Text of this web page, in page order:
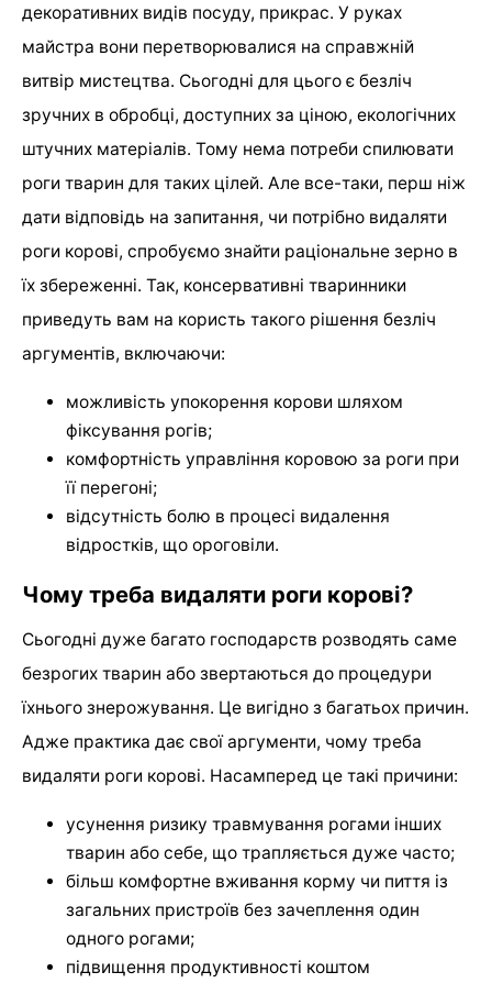
декоративних видів посуду, прикрас. У руках
майстра вони перетворювалися на справжній
витвір мистецтва. Сьогодні для цього є безліч
зручних в обробці, доступних за ціною, екологічних
штучних матеріалів. Тому нема потреби спилювати
роги тварин для таких цілей. Але все-таки, перш ніж
дати відповідь на запитання, чи потрібно видаляти
роги корові, спробуємо знайти раціональне зерно в
їх збереженні. Так, консервативні тваринники
приведуть вам на користь такого рішення безліч
аргументів, включаючи:
можливість упокорення корови шляхом
фіксування рогів;
комфортність управління коровою за роги при
її перегоні;
відсутність болю в процесі видалення
відростків, що ороговіли.
Чому треба видаляти роги корові?
Сьогодні дуже багато господарств розводять саме
безрогих тварин або звертаються до процедури
їхнього знерожування. Це вигідно з багатьох причин.
Адже практика дає свої аргументи, чому треба
видаляти роги корові. Насамперед це такі причини:
усунення ризику травмування рогами інших
тварин або себе, що трапляється дуже часто;
більш комфортне вживання корму чи пиття із
загальних пристроїв без зачеплення один
одного рогами;
підвищення продуктивності коштом